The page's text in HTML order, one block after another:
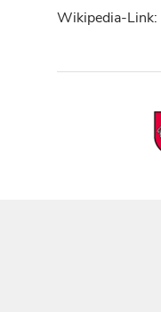
Wikipedia-Link: